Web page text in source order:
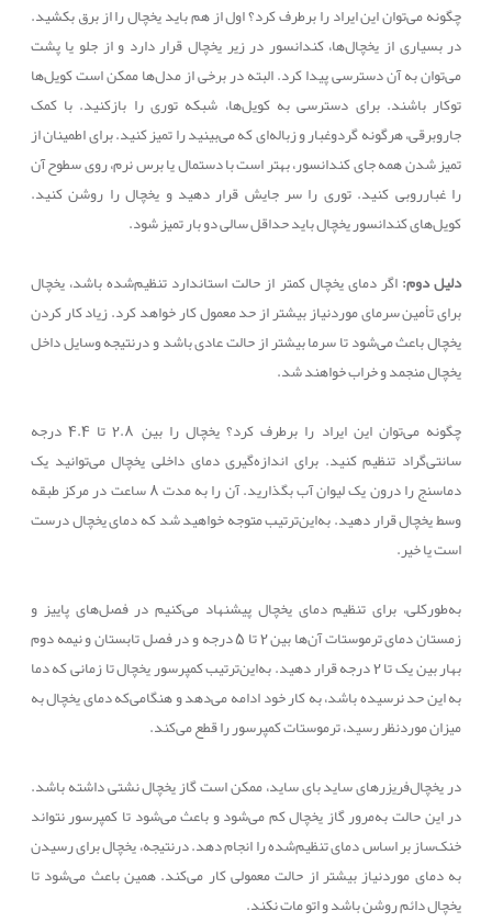
چگونه می‌توان این ایراد را برطرف کرد؟ اول از هم باید یخچال را از برق بکشید.
در بسیاری از یخچال‌ها، کندانسور در زیر یخچال قرار دارد و از جلو یا پشت
می‌توان به آن دسترسی پیدا کرد. البته در برخی از مدل‌ها ممکن است کویل‌ها
توکار باشند. برای دسترسی به کویل‌ها، شبکه توری را بازکنید. با کمک
جاروبرقی، هرگونه گردوغبار و زباله‌ای که می‌بینید را تمیز کنید. برای اطمینان از
تمیز شدن همه جای کندانسور، بهتر است با دستمال یا برس نرم، روی سطوح آن
را غبارروبی کنید. توری را سر جایش قرار دهید و یخچال را روشن کنید.
کویل‌های کندانسور یخچال باید حداقل سالی دو بار تمیز شود.
دلیل دوم:اگر دمای یخچال کمتر از حالت استاندارد تنظیم‌شده باشد، یخچال
برای تأمین سرمای موردنیاز بیشتر از حد معمول کار خواهد کرد. زیاد کار کردن
یخچال باعث می‌شود تا سرما بیشتر از حالت عادی باشد و درنتیجه وسایل داخل
یخچال منجمد و خراب خواهند شد.
چگونه می‌توان این ایراد را برطرف کرد؟ یخچال را بین 2.8 تا 4.4 درجه
سانتی‌گراد تنظیم کنید. برای اندازه‌گیری دمای داخلی یخچال می‌توانید یک
دماسنج را درون یک لیوان آب بگذارید. آن را به مدت 8 ساعت در مرکز طبقه
وسط یخچال قرار دهید. به‌این‌ترتیب متوجه خواهید شد که دمای یخچال درست
است یا خیر.
به‌طورکلی، برای تنظیم دمای یخچال پیشنهاد می‌کنیم در فصل‌های پاییز و
زمستان دمای ترموستات آن‌ها بین 2 تا 5 درجه و در فصل تابستان و نیمه دوم
بهار بین یک تا 2 درجه قرار دهید. به‌این‌ترتیب کمپرسور یخچال تا زمانی که دما
به این حد نرسیده باشد، به کار خود ادامه می‌دهد و هنگامی‌که دمای یخچال به
میزان موردنظر رسید، ترموستات کمپرسور را قطع می‌کند.
در یخچال‌فریزرهای ساید بای ساید، ممکن است گاز یخچال نشتی داشته باشد.
در این حالت به‌مرور گاز یخچال کم می‌شود و باعث می‌شود تا کمپرسور نتواند
خنک‌ساز بر اساس دمای تنظیم‌شده را انجام دهد. درنتیجه، یخچال برای رسیدن
به دمای موردنیاز بیشتر از حالت معمولی کار می‌کند. همین باعث می‌شود تا
یخچال دائم روشن باشد و اتو مات نکند.